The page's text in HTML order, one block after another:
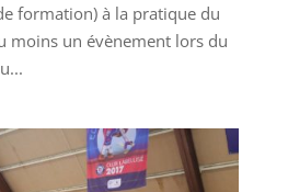
formation) à la pratique du
moins un évènement lors du